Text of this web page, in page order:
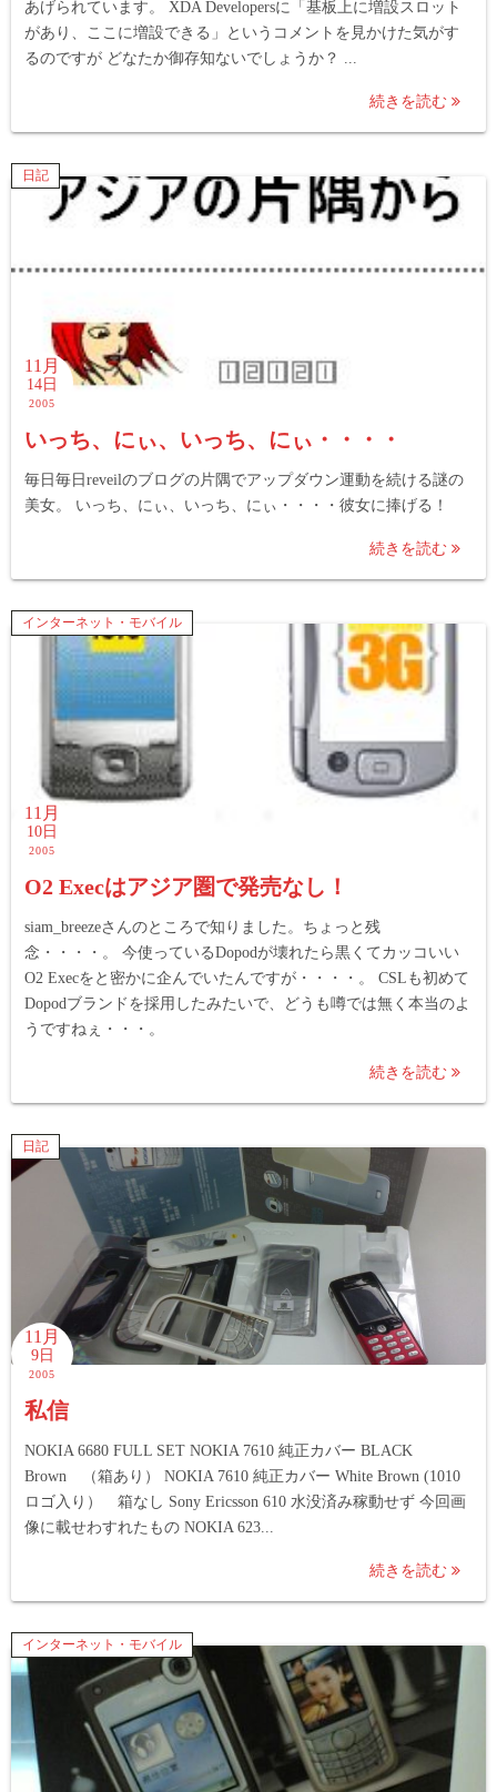
あげられています。 XDA Developersに「基板上に増設スロット
があり、ここに増設できる」というコメントを見かけた気がす
るのですが どなたか御存知ないでしょうか？ ...
続きを読む
日記
11月
14日
2005
いっち、にぃ、いっち、にぃ・・・・
毎日毎日reveilのブログの片隅でアップダウン運動を続ける謎の
美女。 いっち、にぃ、いっち、にぃ・・・・彼女に捧げる！
続きを読む
インターネット・モバイル
11月
10日
2005
O2 Execはアジア圏で発売なし！
siam_breezeさんのところで知りました。ちょっと残
念・・・・。 今使っているDopodが壊れたら黒くてカッコいい
O2 Execをと密かに企んでいたんですが・・・・。 CSLも初めて
Dopodブランドを採用したみたいで、どうも噂では無く本当のよ
うですねぇ・・・。
続きを読む
日記
11月
9日
2005
私信
NOKIA 6680 FULL SET NOKIA 7610 純正カバー BLACK
Brown （箱あり） NOKIA 7610 純正カバー White Brown (1010
ロゴ入り） 箱なし Sony Ericsson 610 水没済み稼動せず 今回画
像に載せわすれたもの NOKIA 623...
続きを読む
インターネット・モバイル